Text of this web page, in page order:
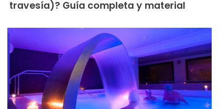
travesía)? Guía completa y material